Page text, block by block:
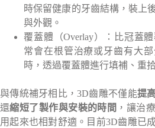
時保留健康的牙齒結構，裝上
與外觀。
覆蓋體（Overlay）：比冠蓋
常會在根管治療或牙齒有大
時，透過覆蓋體進行填補、重
與傳統補牙相比，3D齒雕不僅能提
還縮短了製作與安裝的時間 ，讓治
用起來也相對舒適。目前3D齒雕已